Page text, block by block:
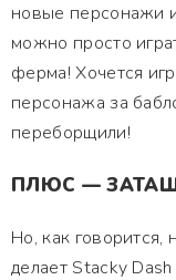
новые персонажи
можно просто
ферма! Хочется
персонажа за
переборщили!
ПЛЮС —
Но, как говорится,
делает Stacky